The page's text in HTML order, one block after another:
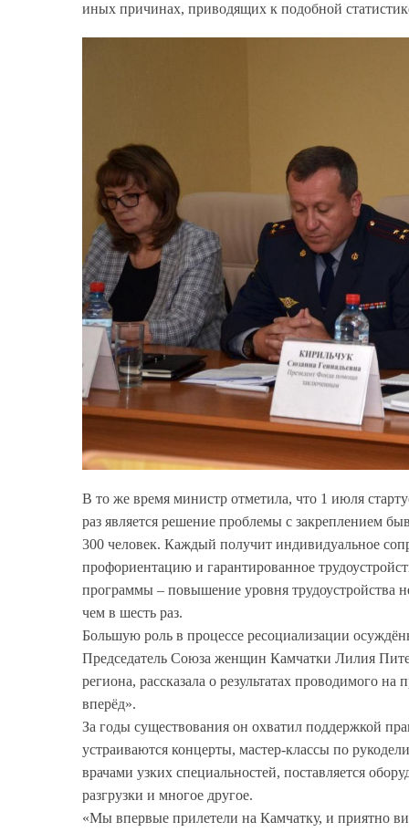
иных причинах, приводящих к подобной
В то же время министр отметила, что 1 июля
раз является решение проблемы с закреплением
300 человек. Каждый получит индивидуальное
профориентацию и гарантированное
программы – повышение уровня трудоустройства
чем в шесть раз.
Большую роль в процессе ресоциализации
Председатель Союза женщин Камчатки Лилия
региона, рассказала о результатах проводимого
вперёд».
За годы существования он охватил поддержкой
устраиваются концерты, мастер-классы по
врачами узких специальностей, поставляется
разгрузки и многое другое.
«Мы впервые прилетели на Камчатку, и приятно